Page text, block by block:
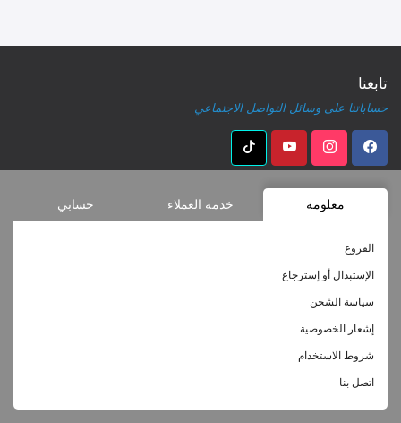
تابعنا
حساباتنا على وسائل التواصل الاجتماعي
معلومة خدمة العملاء حسابي
الفروع
الإستبدال أو إسترجاع
سياسة الشحن
إشعار الخصوصية
شروط الاستخدام
اتصل بنا